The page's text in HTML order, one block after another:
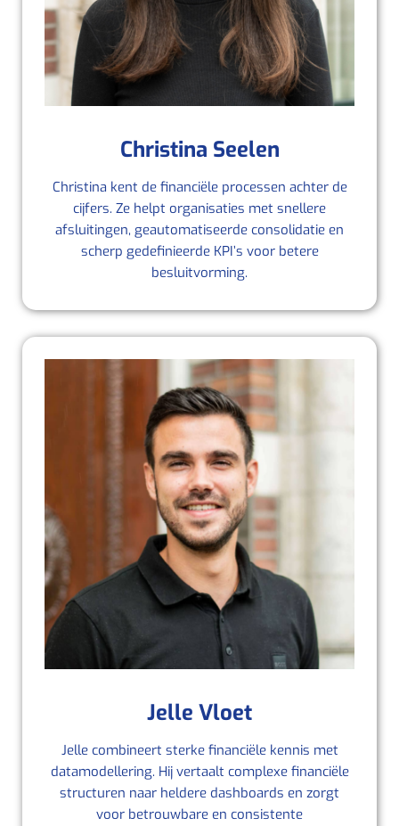
Christina Seelen
Christina kent de financiële processen achter de
cijfers. Ze helpt organisaties met snellere
afsluitingen, geautomatiseerde consolidatie en
scherp gedefinieerde KPI’s voor betere
besluitvorming.
Jelle Vloet
Jelle combineert sterke financiële kennis met
datamodellering. Hij vertaalt complexe financiële
structuren naar heldere dashboards en zorgt
voor betrouwbare en consistente